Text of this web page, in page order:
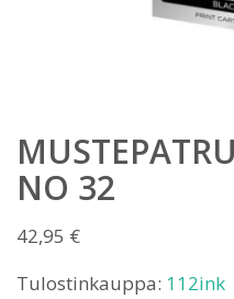
NO 32
42,95 €
Tulostinkauppa: 112ink